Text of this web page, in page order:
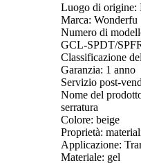
Luogo di origine:
Marca: Wonderfu
Numero di
GCL-SPDT/
Classificazione
Garanzia: 1 anno
Servizio post-
Nome del
serratura
Colore: beige
Proprietà:
Applicazione:
Materiale: gel